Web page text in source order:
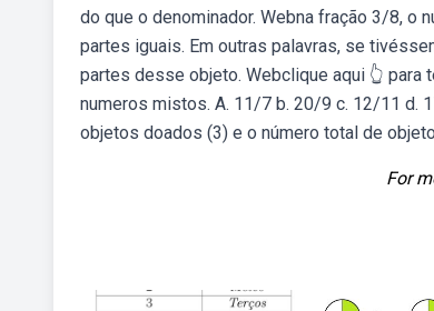
do que o denominador. Webna fração 3/8, o
partes iguais. Em outras palavras, se
partes desse objeto. Webclique aqui 👆 para
numeros mistos. A. 11/7 b. 20/9 c. 12/11 d.
objetos doados (3) e o número total de
For